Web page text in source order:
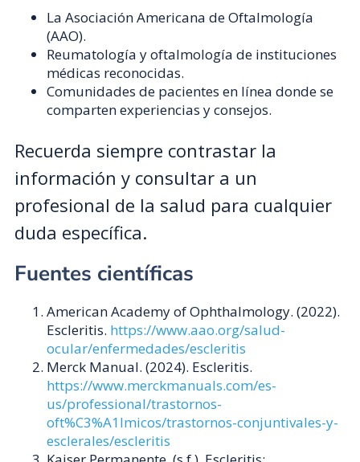
La Asociación Americana de Oftalmología
(AAO).
Reumatología y oftalmología de instituciones
médicas reconocidas.
Comunidades de pacientes en línea donde se
comparten experiencias y consejos.
Recuerda siempre contrastar la
información y consultar a un
profesional de la salud para cualquier
duda específica.
Fuentes científicas
American Academy of Ophthalmology. (2022).
Escleritis. https://www.aao.org/salud-
ocular/enfermedades/escleritis
Merck Manual. (2024). Escleritis.
https://www.merckmanuals.com/es-
us/professional/trastornos-
oft%C3%A1lmicos/trastornos-conjuntivales-y-
esclerales/escleritis